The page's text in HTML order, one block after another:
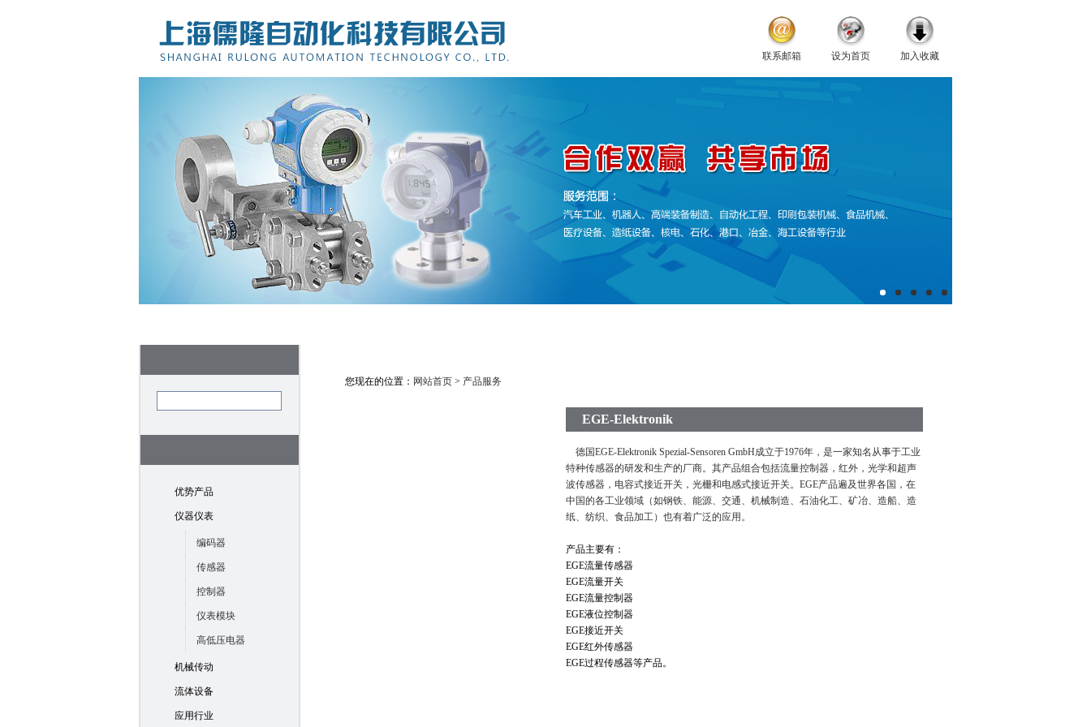
联系邮箱 设为首页 加入收藏
优势产品
仪器仪表
编码器
传感器
控制器
仪表模块
高低压电器
机械传动
流体设备
应用行业
您现在的位置： 网站首页 > 产品服务
EGE-Elektronik
德国EGE-Elektronik Spezial-Sensoren GmbH成立于1976年，是一家知名从事于工业
特种传感器的研发和生产的厂商。其产品组合包括流量控制器，红外，光学和超声
波传感器，电容式接近开关，光栅和电感式接近开关。 EGE产品遍及世界各国，在
中国的各工业领域（如钢铁、能源、交通、机械制造、石油化工、矿冶、造船、造
纸、纺织、食品加工）也有着广泛的应用。
产品主要有：
EGE流量传感器
EGE流量开关
EGE流量控制器
EGE液位控制器
EGE接近开关
EGE红外传感器
EGE过程传感器等产品。